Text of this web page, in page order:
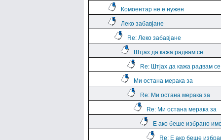
Комоентар не е нужен
Леко забавјане
Re: Леко забавјане
Штјах да кажа радвам се
Re: Штјах да кажа радвам се
Ми остана мерака за
Re: Ми остана мерака за
Re: Ми остана мерака за
Е ако беше избрано
Re: Е ако беше